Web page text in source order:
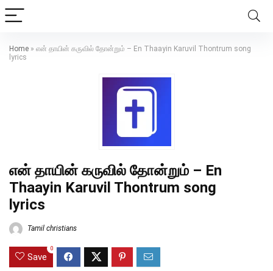
Home » என் தாயின் கருவில் தோன்றும் – En Thaayin Karuvil Thontrum song
lyrics
என் தாயின் கருவில் தோன்றும் – En
Thaayin Karuvil Thontrum song
lyrics
Tamil christians
Save
0